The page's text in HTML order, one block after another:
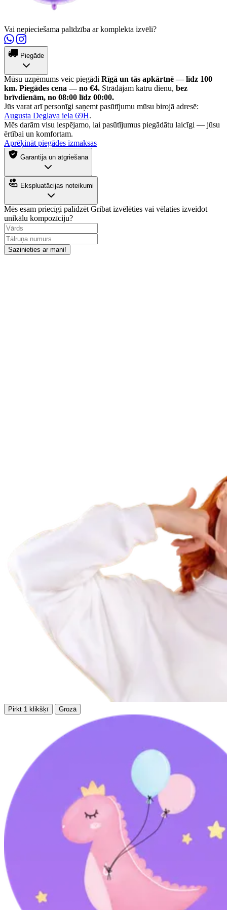
Vai nepieciešama palīdzība ar komplekta izvēli?
Piegāde
Mūsu uzņēmums veic piegādi Rīgā un tās apkārtnē — līdz 100
km. Piegādes cena — no €4. Strādājam katru dienu, bez
brīvdienām, no 08:00 līdz 00:00.
Jūs varat arī personīgi saņemt pasūtījumu mūsu birojā adresē:
Augusta Deglava iela 69H.
Mēs darām visu iespējamo, lai pasūtījumus piegādātu laicīgi — jūsu
ērtībai un komfortam.
Aprēķināt piegādes izmaksas
Garantija un atgriešana
Ekspluatācijas noteikumi
Mēs esam priecīgi palīdzēt Gribat izvēlēties vai vēlaties izveidot
unikālu kompozīciju?
Sazinieties ar mani!
Pirkt 1 klikšķī Grozā